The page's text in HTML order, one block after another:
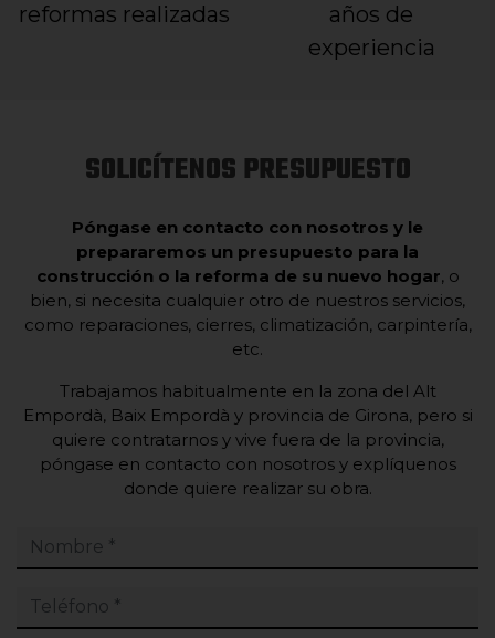
reformas realizadas
años de
experiencia
SOLICÍTENOS PRESUPUESTO
Póngase en contacto con nosotros y le
prepararemos un presupuesto para la
construcción o la reforma de su nuevo hogar, o
bien, si necesita cualquier otro de nuestros servicios,
como reparaciones, cierres, climatización, carpintería,
etc.
Trabajamos habitualmente en la zona del Alt
Empordà, Baix Empordà y provincia de Girona, pero si
quiere contratarnos y vive fuera de la provincia,
póngase en contacto con nosotros y explíquenos
donde quiere realizar su obra.